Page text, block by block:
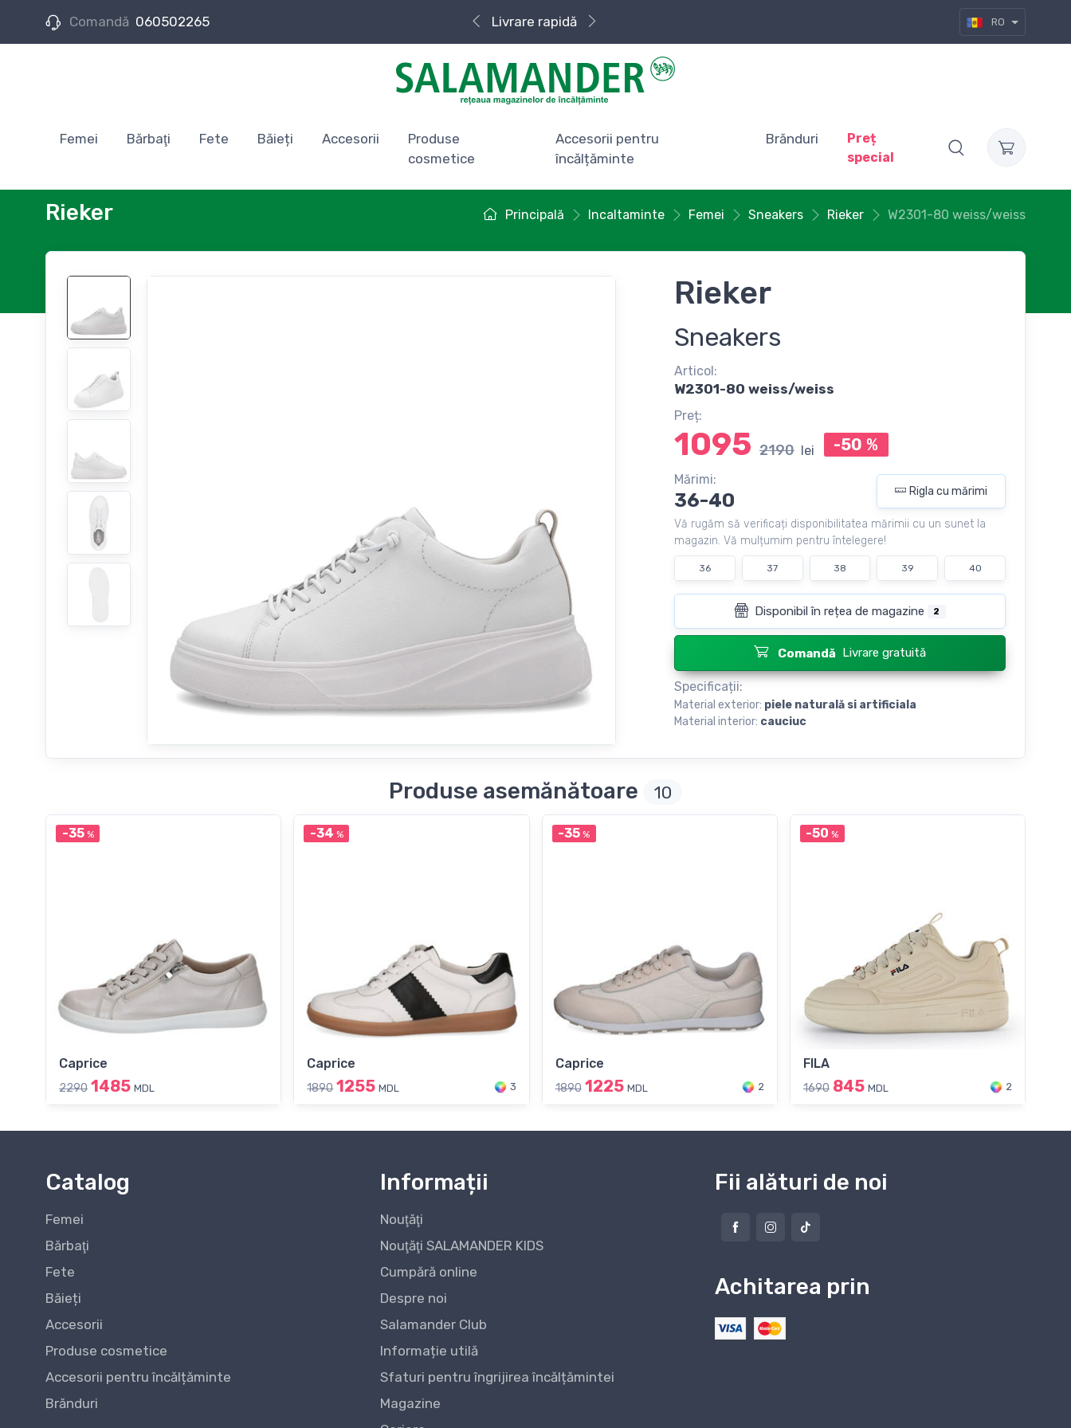
Comandă 060502265 Livrare rapidă RO
Femei Bărbaţi Fete Băieți Accesorii
Produse
cosmetice
Accesorii pentru
încălțăminte
Brănduri
Preț
special
Principală Incaltaminte Femei Sneakers Rieker W2301-80 weiss/weiss
Rieker
Rieker
Sneakers
Articol:
W2301-80 weiss/weiss
Preț:
1095 2190 lei -50 %
Mărimi:
36-40 Rigla cu mărimi
Vă rugăm să verificați disponibilitatea mărimii cu un sunet la
magazin. Vă mulțumim pentru întelegere!
36 37 38 39 40
Disponibil în rețea de magazine 2
Comandă Livrare gratuită
Specificații:
Material exterior: piele naturală si artificiala
Material interior: cauciuc
Produse asemănătoare 10
-35%
Caprice
2290 1485 MDL
-34 %
Caprice
1890 1255 MDL 3
-35 %
Caprice
1890 1225 MDL 2
-50 %
FILA
1690 845 MDL 2
Catalog
Femei
Bărbaţi
Fete
Băieți
Accesorii
Produse cosmetice
Accesorii pentru încălțăminte
Brănduri
Informații
Nouţăţi
Nouţăţi SALAMANDER KIDS
Cumpără online
Despre noi
Salamander Club
Informație utilă
Sfaturi pentru îngrijirea încălțămintei
Magazine
Fii alături de noi
Achitarea prin